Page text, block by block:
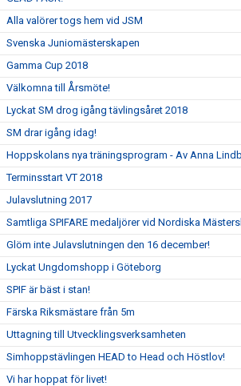
Alla valörer togs hem vid JSM
Svenska Juniomästerskapen
Gamma Cup 2018
Välkomna till Årsmöte!
Lyckat SM drog igång tävlingsåret 2018
SM drar igång idag!
Hoppskolans nya träningsprogram - Av Anna
Terminsstart VT 2018
Julavslutning 2017
Samtliga SPIFARE medaljörer vid Nordiska
Glöm inte Julavslutningen den 16 december!
Lyckat Ungdomshopp i Göteborg
SPIF är bäst i stan!
Färska Riksmästare från 5m
Uttagning till Utvecklingsverksamheten
Simhoppstävlingen HEAD to Head och Höstlov!
Vi har hoppat för livet!